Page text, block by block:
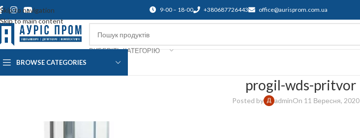
Skip to navigation
Skip to main content
9-00 – 18-00 +380687726443 office@aurisprom.com.ua
ВИБЕРІТЬ КАТЕГОРІЮ
BROWSE CATEGORIES
progil-wds-pritvor
Posted by adminOn 11 Вересня, 2020